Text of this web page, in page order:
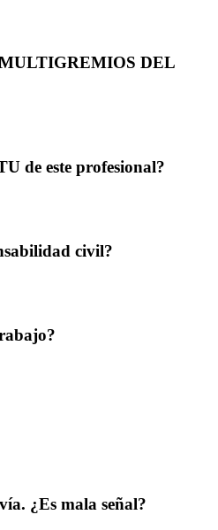
DEL
de este profesional?
civil?
¿Es mala señal?